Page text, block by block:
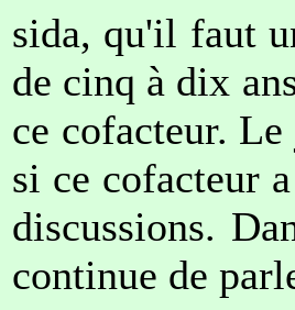
sida, qu'il faut
de cinq à dix
ce cofacteur.
si ce cofacteur
discussions.
continue de